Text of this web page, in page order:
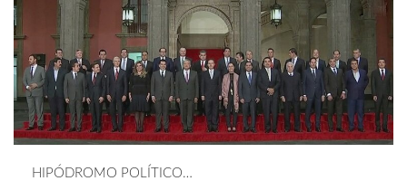
HIPÓDROMO POLÍTICO…